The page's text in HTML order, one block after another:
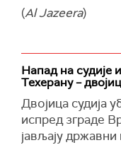
(Al Jazeera)
Напад на судије
Техерану –
Двојица судија
испред зграде
јављају државни